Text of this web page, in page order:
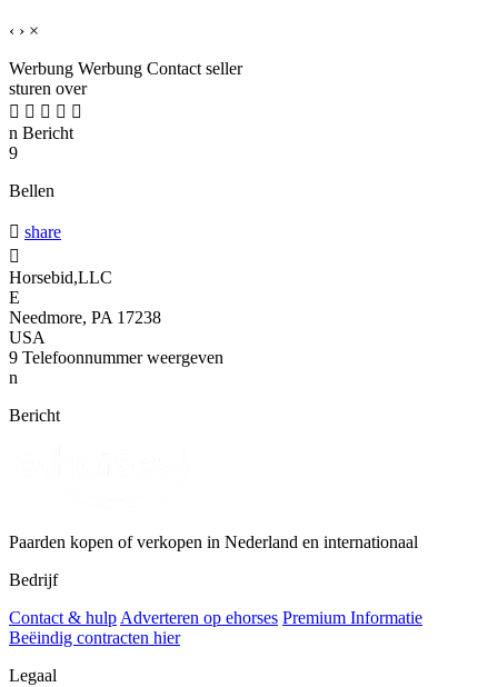
‹ › ×
Werbung Werbung Contact seller
sturen over
    
n Bericht
9
Bellen
 share

Horsebid,LLC
E
Needmore, PA 17238
USA
9 Telefoonnummer weergeven
n
Bericht
Paarden kopen of verkopen in Nederland en internationaal
Bedrijf
Contact & hulpAdverteren op ehorses Premium Informatie
Beëindig contracten hier
Legaal